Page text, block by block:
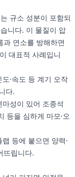
규소 성분이 포함되
니다. 이 물질이 압
과 연소를 방해하면
대표적 사례입니
·속도 등 계기 오작
다.
성이 있어 조종석
등을 심하게 마모·오
등에 붙으면 양력·
뜨립니다.